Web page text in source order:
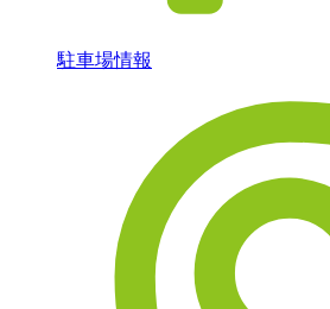
駐車場情報